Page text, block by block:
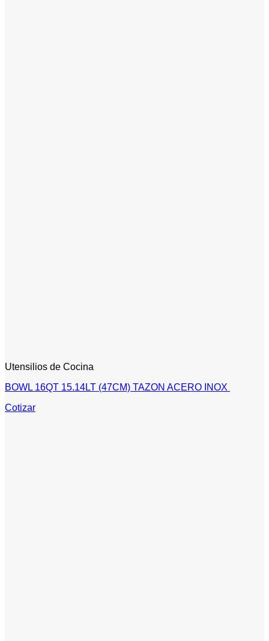
Utensilios de Cocina
BOWL 16QT 15.14LT (47CM) TAZON ACERO INOX
Cotizar